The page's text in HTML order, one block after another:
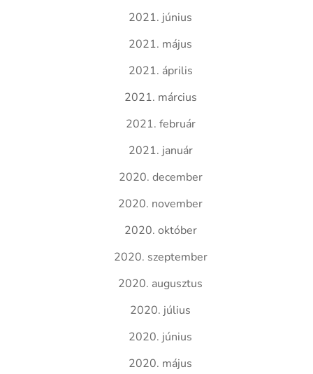
2021. június
2021. május
2021. április
2021. március
2021. február
2021. január
2020. december
2020. november
2020. október
2020. szeptember
2020. augusztus
2020. július
2020. június
2020. május